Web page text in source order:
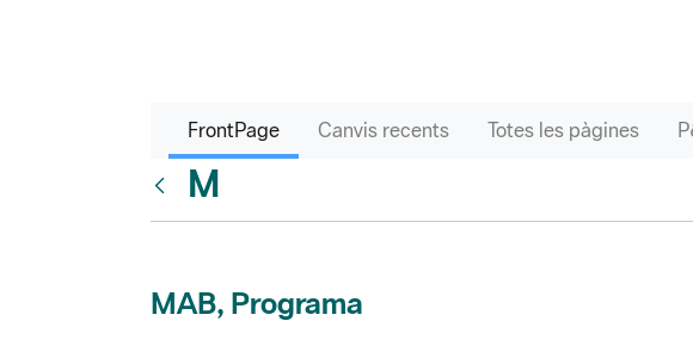
FrontPage Canvis recents Totes les pàgines
M
MAB, Programa